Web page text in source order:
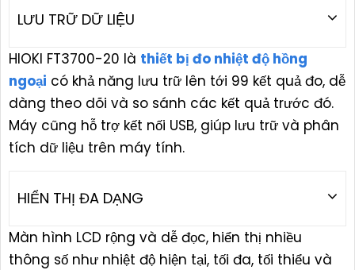
LƯU TRỮ DỮ LIỆU
HIOKI FT3700-20 là thiết bị đo nhiệt độ hồng
ngoại có khả năng lưu trữ lên tới 99 kết quả đo, dễ
dàng theo dõi và so sánh các kết quả trước đó.
Máy cũng hỗ trợ kết nối USB, giúp lưu trữ và phân
tích dữ liệu trên máy tính.
HIỂN THỊ ĐA DẠNG
Màn hình LCD rộng và dễ đọc, hiển thị nhiều
thông số như nhiệt độ hiện tại, tối đa, tối thiểu và